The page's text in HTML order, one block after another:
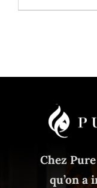
Chez
qu’on a